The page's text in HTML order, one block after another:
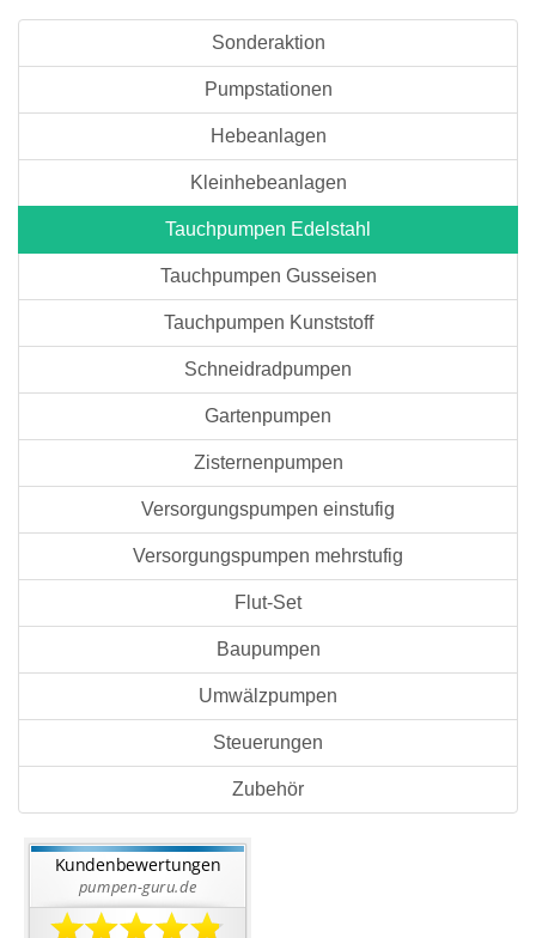
Sonderaktion
Pumpstationen
Hebeanlagen
Kleinhebeanlagen
Tauchpumpen Edelstahl
Tauchpumpen Gusseisen
Tauchpumpen Kunststoff
Schneidradpumpen
Gartenpumpen
Zisternenpumpen
Versorgungspumpen einstufig
Versorgungspumpen mehrstufig
Flut-Set
Baupumpen
Umwälzpumpen
Steuerungen
Zubehör